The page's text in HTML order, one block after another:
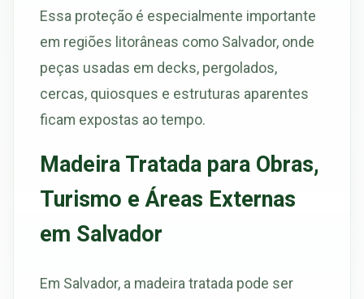
Essa proteção é especialmente importante
em regiões litorâneas como Salvador, onde
peças usadas em decks, pergolados,
cercas, quiosques e estruturas aparentes
ficam expostas ao tempo.
Madeira Tratada para Obras,
Turismo e Áreas Externas
em Salvador
Em Salvador, a madeira tratada pode ser